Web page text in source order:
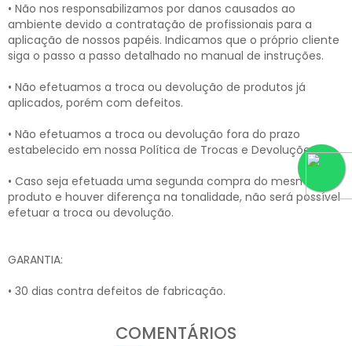
• Não nos responsabilizamos por danos causados ao
ambiente devido a contratação de profissionais para a
aplicação de nossos papéis. Indicamos que o próprio cliente
siga o passo a passo detalhado no manual de instruções.
• Não efetuamos a troca ou devolução de produtos já
aplicados, porém com defeitos.
• Não efetuamos a troca ou devolução fora do prazo
estabelecido em nossa Política de Trocas e Devoluções.
• Caso seja efetuada uma segunda compra do mesmo
produto e houver diferença na tonalidade, não será possível
efetuar a troca ou devolução.
GARANTIA:
• 30 dias contra defeitos de fabricação.
COMENTÁRIOS